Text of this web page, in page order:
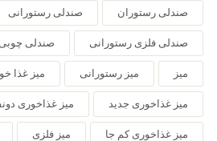
صندلی رستوران صندلی رستورانی
صندلی فلزی رستورانی صندلی چوبی
میز میز رستورانی میز غذا
میز غذاخوری جدید میز غذاخوری
میز غذاخوری کم جا میز فلزی